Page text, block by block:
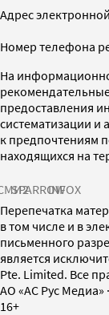
Адрес
Номер телефона
На
предоставления
систематизации и
к предпочтениям
находящихся на
SPARROWINFOX
Перепечатка
в том числе и в
письменного
является
Pte. Limited. Все
AO «АС Рус Медиа» ·
16+